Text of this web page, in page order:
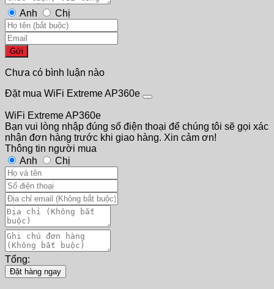
Anh Chị
Gửi
Chưa có bình luận nào
Đặt mua WiFi Extreme AP360e
WiFi Extreme AP360e
Bạn vui lòng nhập đúng số điện thoại để chúng tôi sẽ gọi xác
nhận đơn hàng trước khi giao hàng. Xin cảm ơn!
Thông tin người mua
Anh
Chị
Tổng:
Đặt hàng ngay